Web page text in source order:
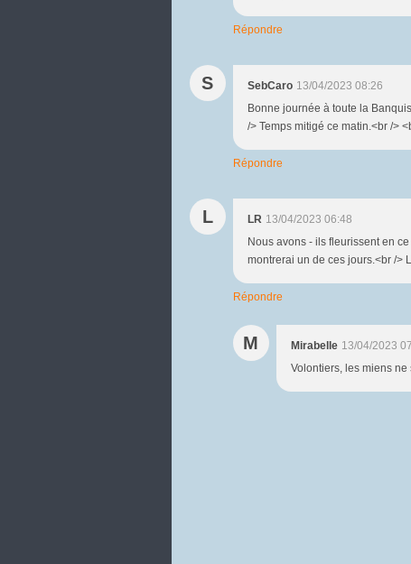
Répondre
S SebCaro 13/04/2023 08:26
Bonne journée à toute la
/> Temps mitigé ce matin.<br />
Répondre
L LR 13/04/2023 06:48
Nous avons - ils fleurissent en
montrerai un de ces jours.<br />
Répondre
M Mirabelle 13/04/2023
Volontiers, les miens ne